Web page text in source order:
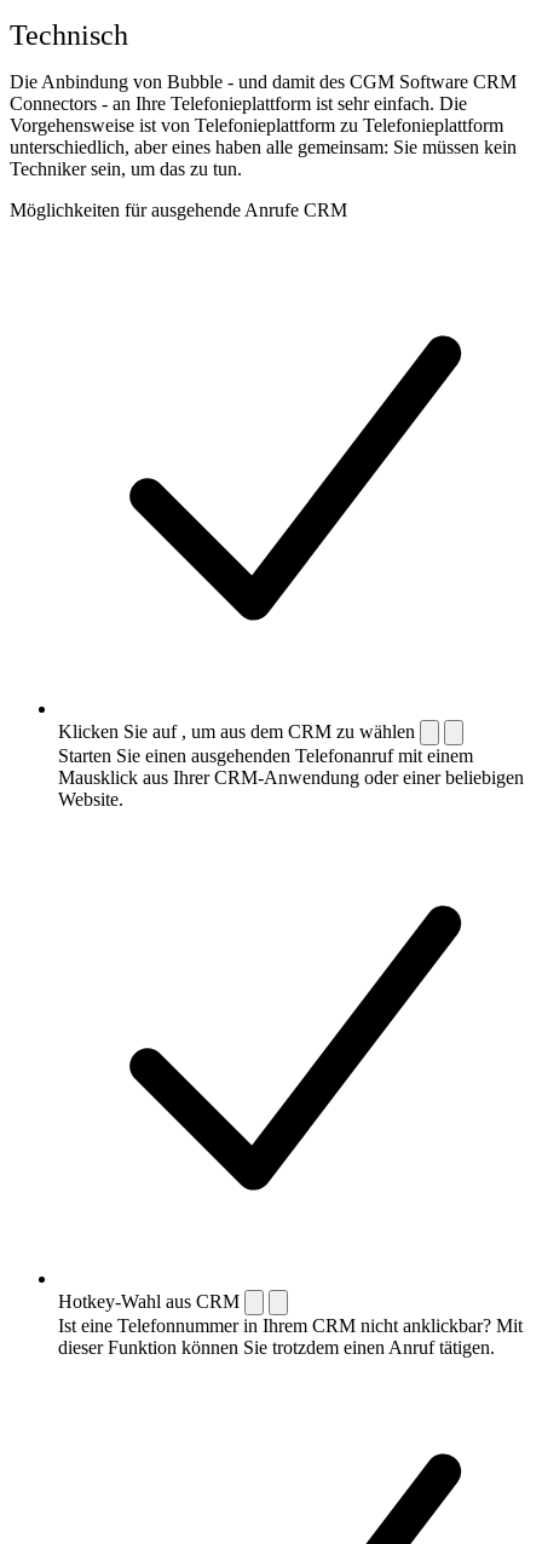
Technisch
Die Anbindung von Bubble - und damit des CGM Software CRM
Connectors - an Ihre Telefonieplattform ist sehr einfach. Die
Vorgehensweise ist von Telefonieplattform zu Telefonieplattform
unterschiedlich, aber eines haben alle gemeinsam: Sie müssen kein
Techniker sein, um das zu tun.
Möglichkeiten für ausgehende Anrufe CRM
Klicken Sie auf , um aus dem CRM zu wählen
Starten Sie einen ausgehenden Telefonanruf mit einem
Mausklick aus Ihrer CRM-Anwendung oder einer beliebigen
Website.
Hotkey-Wahl aus CRM
Ist eine Telefonnummer in Ihrem CRM nicht anklickbar? Mit
dieser Funktion können Sie trotzdem einen Anruf tätigen.